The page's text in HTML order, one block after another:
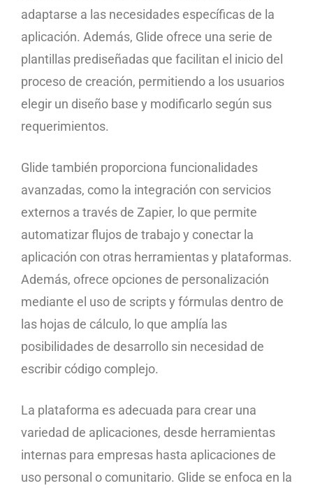
adaptarse a las necesidades específicas de la
aplicación. Además, Glide ofrece una serie de
plantillas prediseñadas que facilitan el inicio del
proceso de creación, permitiendo a los usuarios
elegir un diseño base y modificarlo según sus
requerimientos.
Glide también proporciona funcionalidades
avanzadas, como la integración con servicios
externos a través de Zapier, lo que permite
automatizar flujos de trabajo y conectar la
aplicación con otras herramientas y plataformas.
Además, ofrece opciones de personalización
mediante el uso de scripts y fórmulas dentro de
las hojas de cálculo, lo que amplía las
posibilidades de desarrollo sin necesidad de
escribir código complejo.
La plataforma es adecuada para crear una
variedad de aplicaciones, desde herramientas
internas para empresas hasta aplicaciones de
uso personal o comunitario. Glide se enfoca en la